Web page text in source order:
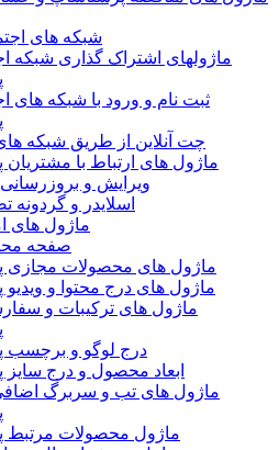
شبکه های
ماژولهای اشتراک‌ گذاری شبکه
ثبت نام و ورود با شبکه های
چت آنلاین از طریق شبکه
ماژول های ارتباط با
ویرایش و
اسلایدر و گردونه
ماژول های
صفحه
ماژول های محصولات مجازی
ماژول های درج محتوا و
ماژول های ترکیبات و
درج لوگو و برچسب
ابعاد محصول و درج
ماژول های تب و سربرگ
ماژول محصولات مرتبط